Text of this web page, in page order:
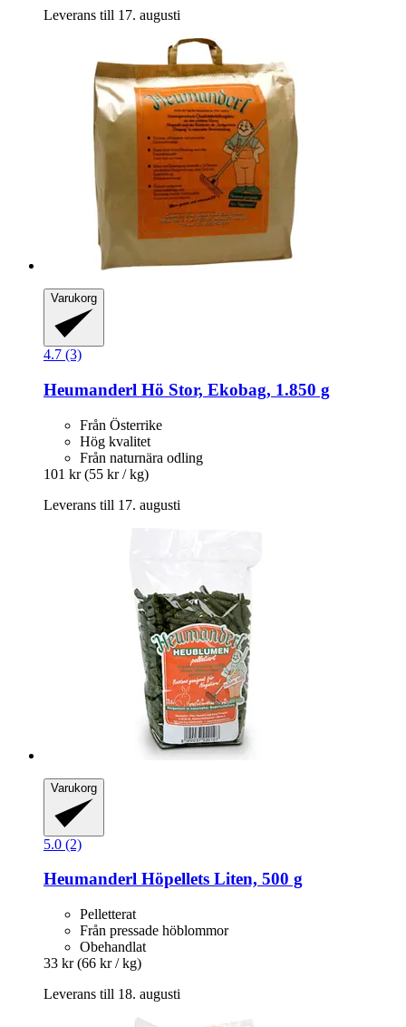
Leverans till 17. augusti
Varukorg
4.7 (3)
Heumanderl Hö Stor, Ekobag, 1.850 g
Från Österrike
Hög kvalitet
Från naturnära odling
101 kr (55 kr / kg)
Leverans till 17. augusti
Varukorg
5.0 (2)
Heumanderl Höpellets Liten, 500 g
Pelletterat
Från pressade höblommor
Obehandlat
33 kr (66 kr / kg)
Leverans till 18. augusti